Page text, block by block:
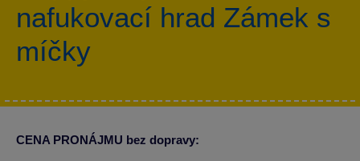
nafukovací hrad Zámek s
míčky
CENA PRONÁJMU bez dopravy: